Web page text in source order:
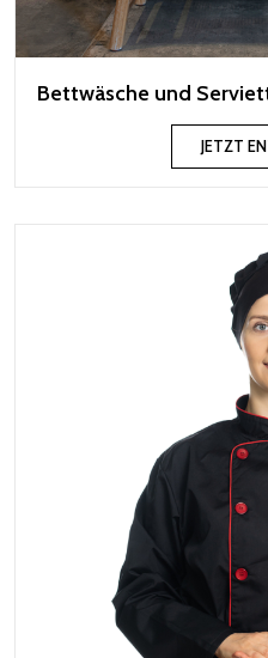
Bettwäsche und
JETZT